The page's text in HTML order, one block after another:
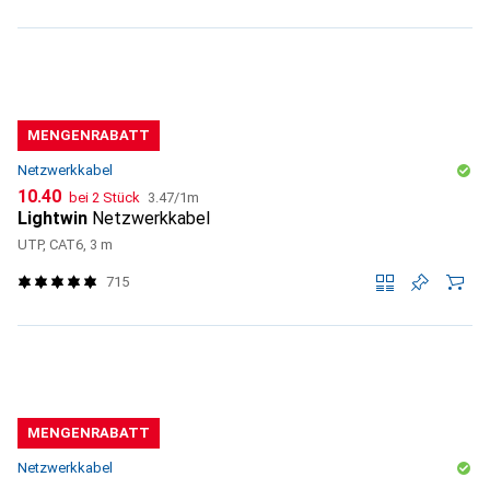
MENGENRABATT
Netzwerkkabel
CHF
10.40 bei 2 Stück CHF
3.47/1m
Lightwin Netzwerkkabel
UTP, CAT6, 3 m
715
MENGENRABATT
Netzwerkkabel